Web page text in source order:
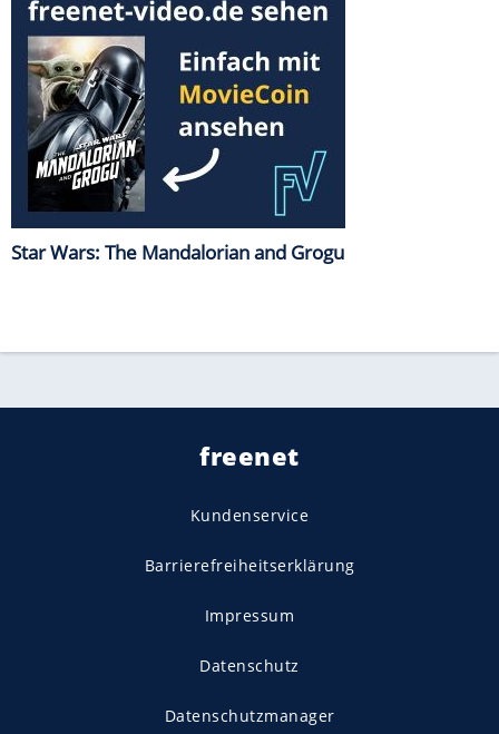
Star Wars: The Mandalorian and Grogu
freenet
Kundenservice
Barrierefreiheitserklärung
Impressum
Datenschutz
Datenschutzmanager